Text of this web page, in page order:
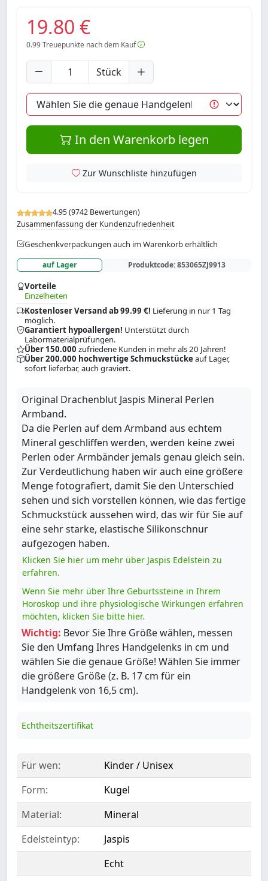
4.95 (9742 Bewertungen)
Zusammenfassung der Kundenzufriedenheit
Geschenkverpackungen auch im Warenkorb erhältlich
auf Lager Produktcode:853065ZJ9913
Vorteile
Einzelheiten
Kostenloser Versand ab 99.99 €! Lieferung in nur 1 Tag
möglich.
Garantiert hypoallergen! Unterstützt durch
Labormaterialprüfungen.
Über 150.000 zufriedene Kunden in mehr als 20 Jahren!
Über 200.000 hochwertige Schmuckstückeauf Lager,
sofort lieferbar, auch graviert.
19.80 €
0.99Treuepunkte nach dem Kauf
Stück
In den Warenkorb legen
Zur Wunschliste hinzufügen
Original Drachenblut Jaspis Mineral Perlen
Armband.
Da die Perlen auf dem Armband aus echtem
Mineral geschliffen werden, werden keine zwei
Perlen oder Armbänder jemals genau gleich sein.
Zur Verdeutlichung haben wir auch eine größere
Menge fotografiert, damit Sie den Unterschied
sehen und sich vorstellen können, wie das fertige
Schmuckstück aussehen wird, das wir für Sie auf
eine sehr starke, elastische Silikonschnur
aufgezogen haben.
Klicken Sie hier um mehr über Jaspis Edelstein zu
erfahren.
Wenn Sie mehr über Ihre Geburtssteine in Ihrem
Horoskop und ihre physiologische Wirkungen erfahren
möchten, klicken Sie bitte hier.
Wichtig: Bevor Sie Ihre Größe wählen, messen
Sie den Umfang Ihres Handgelenks in cm und
wählen Sie die genaue Größe! Wählen Sie immer
die größere Größe (z. B. 17 cm für ein
Handgelenk von 16,5 cm).
Echtheitszertifikat
Für wen:
Kinder / Unisex
Form:
Kugel
Material:
Mineral
Edelsteintyp:
Jaspis
Echt